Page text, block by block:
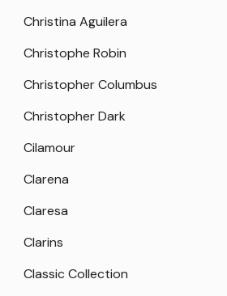
Christina Aguilera
Christophe Robin
Christopher Columbus
Christopher Dark
Cilamour
Clarena
Claresa
Clarins
Classic Collection